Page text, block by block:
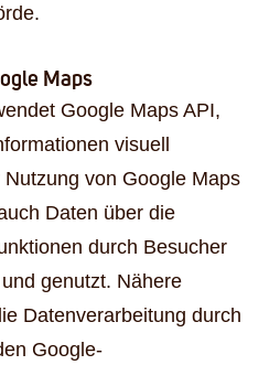
Maps
Google Maps API,
visuell
von Google Maps
Daten über die
durch Besucher
genutzt. Nähere
Datenverarbeitung durch
Google-